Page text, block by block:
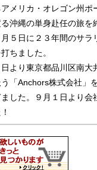
メリカ・オレゴン州ポ
沖縄の単身赴任の旅を
５日に２３年間のサラ
ちました。
より東京都品川区南大
「Anchors株式会社」
した。９月１日より会